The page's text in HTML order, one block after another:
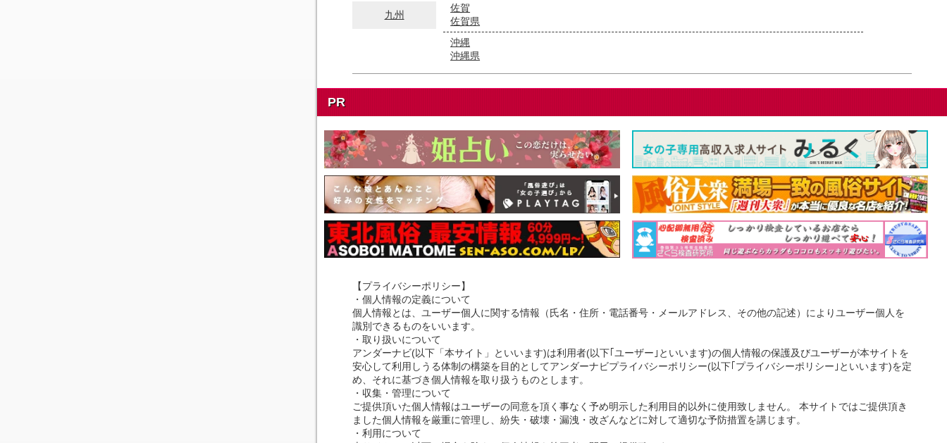
九州
佐賀
佐賀県
沖縄
沖縄県
PR
【プライバシーポリシー】
・個人情報の定義について
個人情報とは、ユーザー個人に関する情報（氏名・住所・電話番号・メールアドレス、その他の記述）によりユーザー個人を
識別できるものをいいます。
・取り扱いについて
アンダーナビ(以下「本サイト」といいます)は利用者(以下｢ユーザー｣といいます)の個人情報の保護及びユーザーが本サイトを
安心して利用しうる体制の構築を目的としてアンダーナビプライバシーポリシー(以下｢プライバシーポリシー｣といいます)を定
め、それに基づき個人情報を取り扱うものとします。
・収集・管理について
ご提供頂いた個人情報はユーザーの同意を頂く事なく予め明示した利用目的以外に使用致しません。 本サイトではご提供頂き
ました個人情報を厳重に管理し、紛失・破壊・漏洩・改ざんなどに対して適切な予防措置を講じます。
・利用について